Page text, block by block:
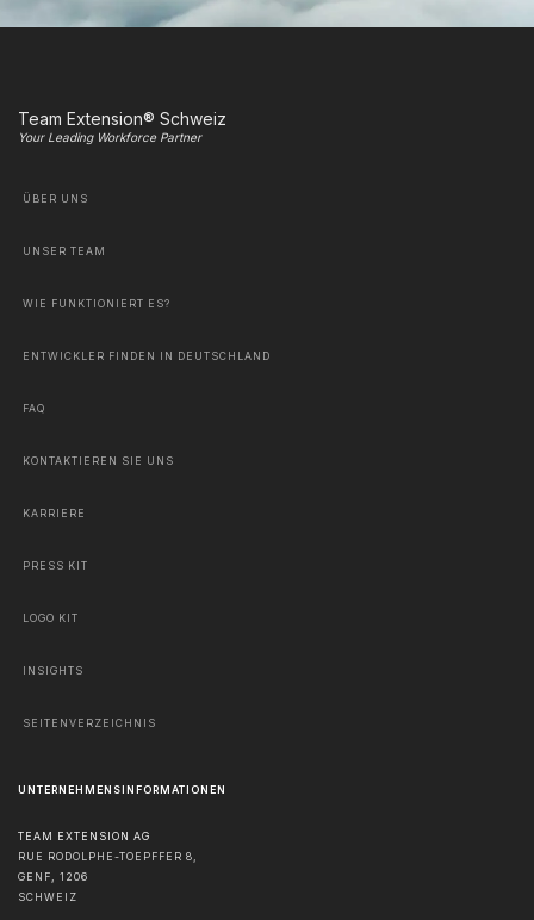
Team Extension® Schweiz
Your Leading Workforce Partner
ÜBER UNS
UNSER TEAM
WIE FUNKTIONIERT ES?
ENTWICKLER FINDEN IN DEUTSCHLAND
FAQ
KONTAKTIEREN SIE UNS
KARRIERE
PRESS KIT
LOGO KIT
INSIGHTS
SEITENVERZEICHNIS
UNTERNEHMENSINFORMATIONEN
TEAM EXTENSION AG
RUE RODOLPHE-TOEPFFER 8,
GENF, 1206
SCHWEIZ